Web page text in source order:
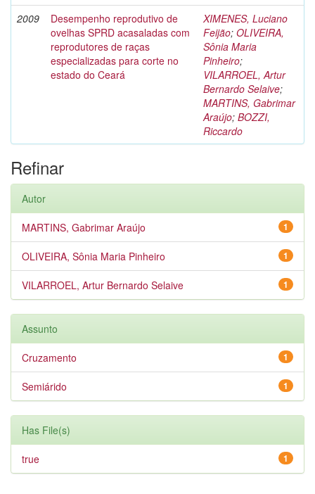
2009
Desempenho reprodutivo de
ovelhas SPRD acasaladas com
reprodutores de raças
especializadas para corte no
estado do Ceará
XIMENES, Luciano
Feijão; OLIVEIRA,
Sônia Maria
Pinheiro;
VILARROEL, Artur
Bernardo Selaive;
MARTINS, Gabrimar
Araújo; BOZZI,
Riccardo
Refinar
Autor
1
MARTINS, Gabrimar Araújo
1
OLIVEIRA, Sônia Maria Pinheiro
1
VILARROEL, Artur Bernardo Selaive
Assunto
1
Cruzamento
1
Semiárido
Has File(s)
1
true